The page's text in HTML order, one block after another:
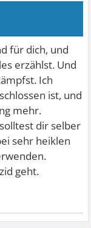
für dich, und
erzählst. Und
Ich
ist, und
mehr.
dir selber
sehr heiklen
geht.